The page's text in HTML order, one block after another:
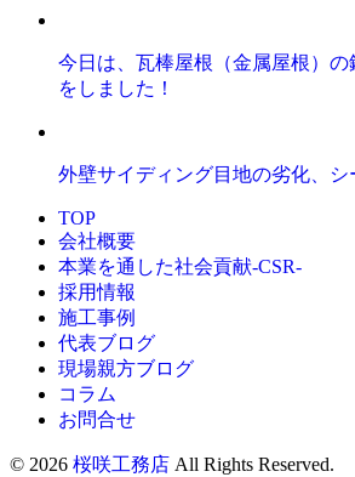
今日は、瓦棒屋根（金属屋根）の
をしました！
外壁サイディング目地の劣化、シ
TOP
会社概要
本業を通した社会貢献-CSR-
採用情報
施工事例
代表ブログ
現場親方ブログ
コラム
お問合せ
© 2026 桜咲工務店 All Rights Reserved.